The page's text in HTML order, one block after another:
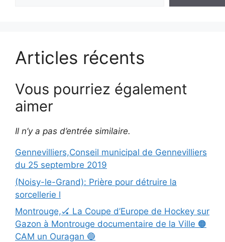
Articles récents
Vous pourriez également
aimer
Il n’y a pas d’entrée similaire.
Gennevilliers,Conseil municipal de Gennevilliers
du 25 septembre 2019
(Noisy-le-Grand): Prière pour détruire la
sorcellerie l
Montrouge,🏑 La Coupe d’Europe de Hockey sur
Gazon à Montrouge documentaire de la Ville 🟠
CAM un Ouragan 🔵